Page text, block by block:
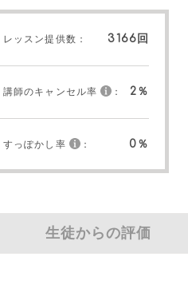
レッスン提供数： 3166回
講師のキャンセル率 ： 2％
すっぽかし率 ： 0％
生徒からの評価